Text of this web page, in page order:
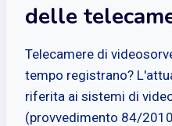
delle
Telecamere di
tempo registrano?
riferita ai sistemi di
(provvedimento 84/